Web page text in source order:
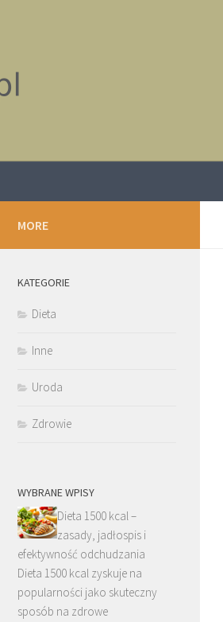
MORE
KATEGORIE
Dieta
Inne
Uroda
Zdrowie
WYBRANE WPISY
Dieta 1500 kcal –
zasady, jadłospis i
efektywność odchudzania
Dieta 1500 kcal zyskuje na
popularności jako skuteczny
sposób na zdrowe